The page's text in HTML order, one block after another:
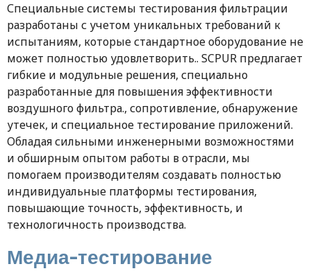
Специальные системы тестирования фильтрации
разработаны с учетом уникальных требований к
испытаниям, которые стандартное оборудование не
может полностью удовлетворить.. SCPUR предлагает
гибкие и модульные решения, специально
разработанные для повышения эффективности
воздушного фильтра., сопротивление, обнаружение
утечек, и специальное тестирование приложений.
Обладая сильными инженерными возможностями
и обширным опытом работы в отрасли, мы
помогаем производителям создавать полностью
индивидуальные платформы тестирования,
повышающие точность, эффективность, и
технологичность производства.
Медиа-тестирование